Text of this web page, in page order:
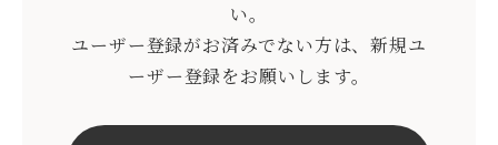
い。
ユーザー登録がお済みでない方は、新規ユ
ーザー登録をお願いします。